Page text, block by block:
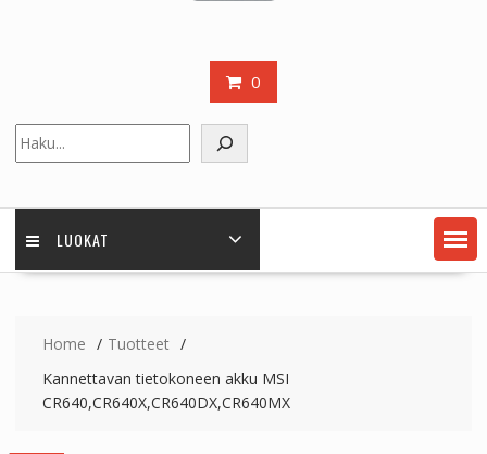
0
LUOKAT
Home
Tuotteet
Kannettavan tietokoneen akku MSI
CR640,CR640X,CR640DX,CR640MX